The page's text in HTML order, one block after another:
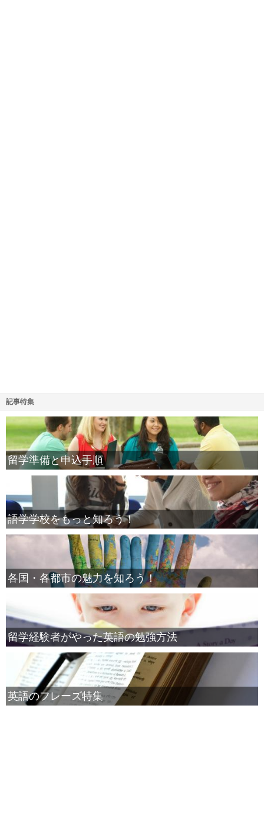
記事特集
留学準備と申込手順
語学学校をもっと知ろう！
各国・各都市の魅力を知ろう！
留学経験者がやった英語の勉強方法
英語のフレーズ特集